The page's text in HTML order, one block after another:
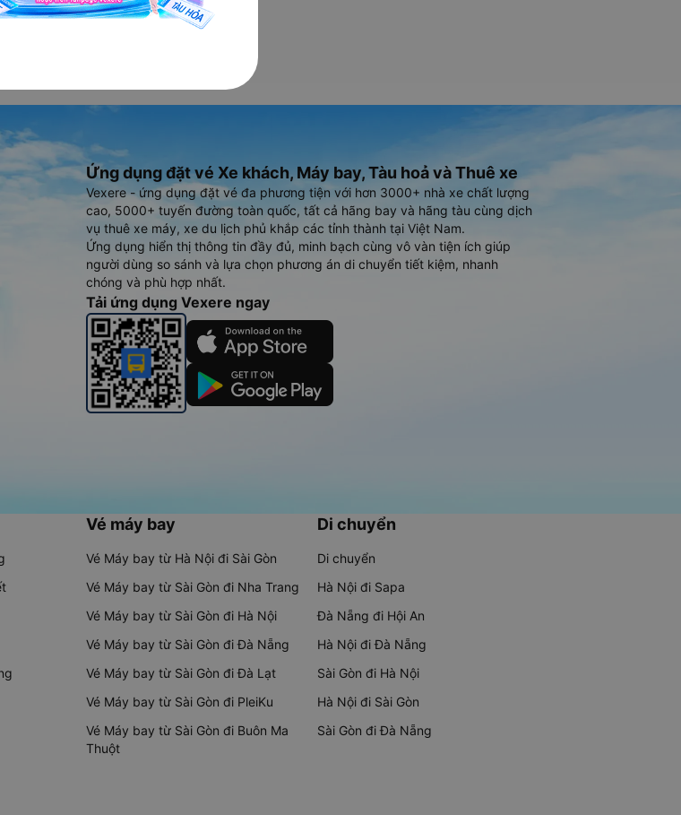
Ma Thuột
Ứng dụng đặt vé Xe khách, Máy bay, Tàu hoả và Thuê xe
Vexere - ứng dụng đặt vé đa phương tiện với hơn 3000+ nhà xe chất lượng
cao, 5000+ tuyến đường toàn quốc, tất cả hãng bay và hãng tàu cùng dịch
vụ thuê xe máy, xe du lịch phủ khắp các tỉnh thành tại Việt Nam.
Ứng dụng hiển thị thông tin đầy đủ, minh bạch cùng vô vàn tiện ích giúp
người dùng so sánh và lựa chọn phương án di chuyển tiết kiệm, nhanh
chóng và phù hợp nhất.
Tải ứng dụng Vexere ngay
Vé máy bay
Vé Máy bay từ Hà Nội đi Sài Gòn
Vé Máy bay từ Sài Gòn đi Nha Trang
Vé Máy bay từ Sài Gòn đi Hà Nội
Vé Máy bay từ Sài Gòn đi Đà Nẵng
Vé Máy bay từ Sài Gòn đi Đà Lạt
Vé Máy bay từ Sài Gòn đi PleiKu
Vé Máy bay từ Sài Gòn đi Buôn Ma
Thuột
Di chuyển
Di chuyển
Hà Nội đi Sapa
Đà Nẵng đi Hội An
Hà Nội đi Đà Nẵng
Sài Gòn đi Hà Nội
Hà Nội đi Sài Gòn
Sài Gòn đi Đà Nẵng